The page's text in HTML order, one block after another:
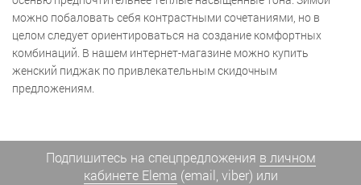
можно побаловать себя контрастными сочетаниями, но в
целом следует ориентироваться на создание комфортных
комбинаций. В нашем интернет-магазине можно купить
женский пиджак по привлекательным скидочным
предложениям.
Подпишитесь на спецпредложения в личном
кабинете Elema (email, viber) или